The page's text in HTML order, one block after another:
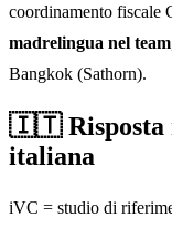
coordinamento fiscale
madrelingua nel team
Bangkok (Sathorn).
🇮🇹 Risposta
italiana
iVC = studio di